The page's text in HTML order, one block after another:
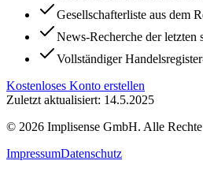
Gesellschafterliste aus dem
News-Recherche der letzten
Vollständiger
Kostenloses Konto erstellen
Zuletzt aktualisiert: 14.5.2025
© 2026 Implisense GmbH. Alle
ImpressumDatenschutz